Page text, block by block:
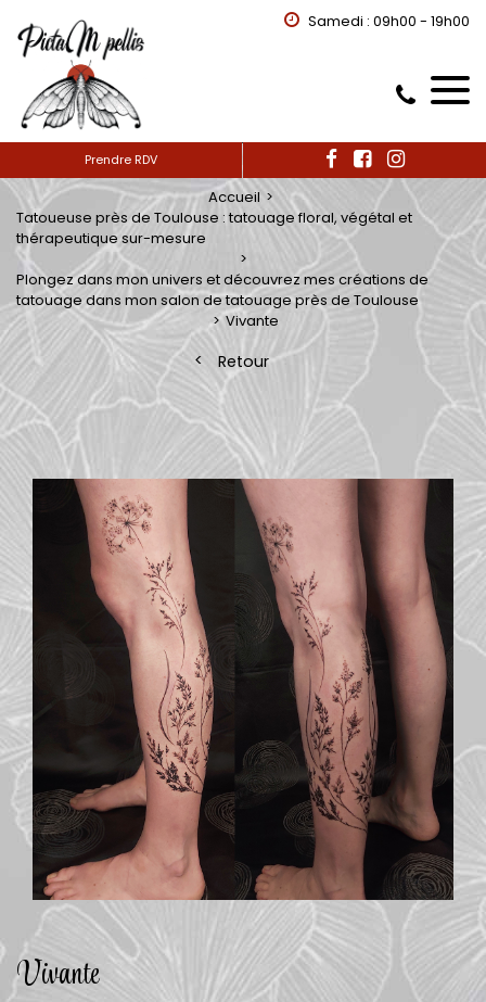
Samedi : 09h00 - 19h00
Prendre RDV
Accueil
Tatoueuse près de Toulouse : tatouage floral, végétal et
thérapeutique sur-mesure
Plongez dans mon univers et découvrez mes créations de
tatouage dans mon salon de tatouage près de Toulouse
Vivante
Retour
Vivante